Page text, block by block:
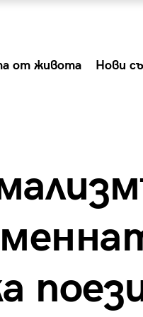
от живота Нови
Prelude: как